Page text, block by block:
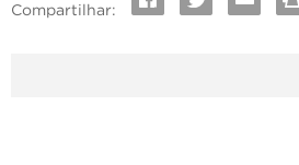
Compartilhar: